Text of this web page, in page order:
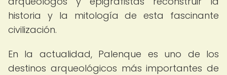
historia y la mitología de esta fascinante
civilización.
En la actualidad, Palenque es uno de los
destinos arqueológicos más importantes de